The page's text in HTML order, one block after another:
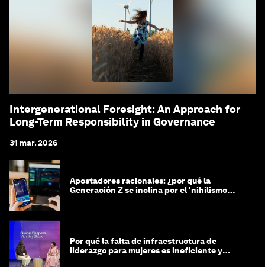
Intergenerational Foresight: An Approach for
Long-Term Responsibility in Governance
31 mar. 2026
Apostadores racionales: ¿por qué la
Generación Z se inclina por el 'nihilismo
Por qué la falta de infraestructura de
liderazgo para mujeres es ineficiente y